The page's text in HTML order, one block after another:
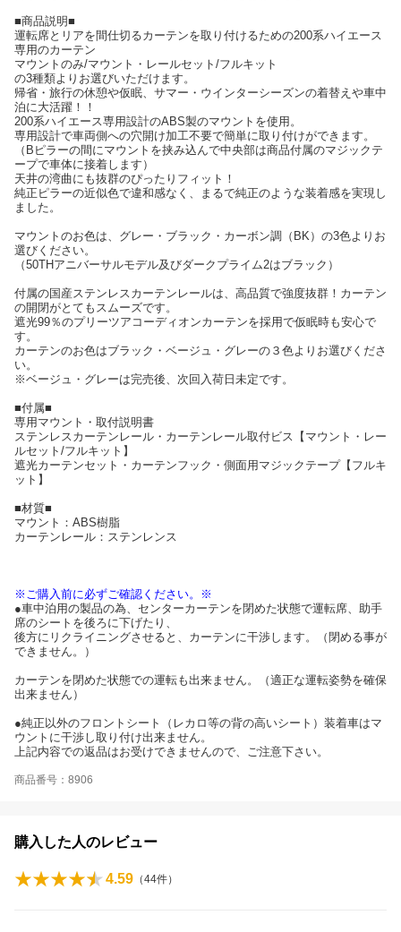
■商品説明■
運転席とリアを間仕切るカーテンを取り付けるための200系ハイエース
専用のカーテン
マウントのみ/マウント・レールセット/フルキット
の3種類よりお選びいただけます。
帰省・旅行の休憩や仮眠、サマー・ウインターシーズンの着替えや車中
泊に大活躍！！
200系ハイエース専用設計のABS製のマウントを使用。
専用設計で車両側への穴開け加工不要で簡単に取り付けができます。
（Bピラーの間にマウントを挟み込んで中央部は商品付属のマジックテ
ープで車体に接着します）
天井の湾曲にも抜群のぴったりフィット！
純正ピラーの近似色で違和感なく、まるで純正のような装着感を実現し
ました。
マウントのお色は、グレー・ブラック・カーボン調（BK）の3色よりお
選びください。
（50THアニバーサルモデル及びダークプライム2はブラック）
付属の国産ステンレスカーテンレールは、高品質で強度抜群！カーテン
の開閉がとてもスムーズです。
遮光99％のプリーツアコーディオンカーテンを採用で仮眠時も安心で
す。
カーテンのお色はブラック・ベージュ・グレーの３色よりお選びくださ
い。
※ベージュ・グレーは完売後、次回入荷日未定です。
■付属■
専用マウント・取付説明書
ステンレスカーテンレール・カーテンレール取付ビス【マウント・レー
ルセット/フルキット】
遮光カーテンセット・カーテンフック・側面用マジックテープ【フルキ
ット】
■材質■
マウント：ABS樹脂
カーテンレール：ステンレンス
※ご購入前に必ずご確認ください。※
●車中泊用の製品の為、センターカーテンを閉めた状態で運転席、助手
席のシートを後ろに下げたり、
後方にリクライニングさせると、カーテンに干渉します。（閉める事が
できません。）
カーテンを閉めた状態での運転も出来ません。（適正な運転姿勢を確保
出来ません）
●純正以外のフロントシート（レカロ等の背の高いシート）装着車はマ
ウントに干渉し取り付け出来ません。
上記内容での返品はお受けできませんので、ご注意下さい。
商品番号：8906
購入した人のレビュー
4.59 （44件）